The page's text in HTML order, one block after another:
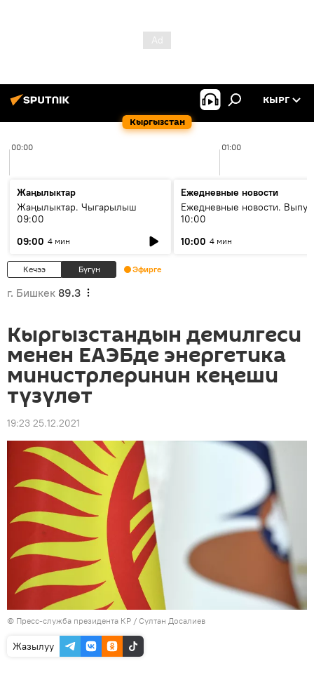
Кыргызстан
КЫРГ
00:00 01:00
Жаңылыктар
Жаңылыктар. Чыгарылыш
09:00
09:00 4 мин
Ежедневные новости
Ежедневные новости.
10:00
10:00 4 мин
Кечээ Бүгүн Эфирге
г. Бишкек 89.3
Кыргызстандын демилгеси
менен ЕАЭБде энергетика
министрлеринин кеңеши
түзүлөт
19:23 25.12.2021
© Пресс-служба президента КР / Султан Досалиев
Жазылуу